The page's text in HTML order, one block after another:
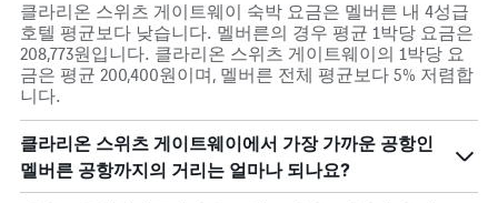
클라리온 스위츠 게이트웨이 숙박 요금은 멜버른 내 4성급
호텔 평균보다 낮습니다. 멜버른의 경우 평균 1박당 요금은
208,773원입니다. 클라리온 스위츠 게이트웨이의 1박당 요
금은 평균 200,400원이며, 멜버른 전체 평균보다 5% 저렴합
니다.
클라리온 스위츠 게이트웨이에서 가장 가까운 공항인
멜버른 공항까지의 거리는 얼마나 되나요?